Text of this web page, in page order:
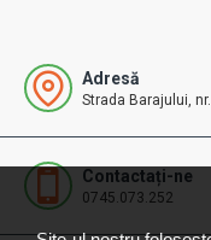
Adresă
Strada Barajului,
Contactați-ne
0745.073.252